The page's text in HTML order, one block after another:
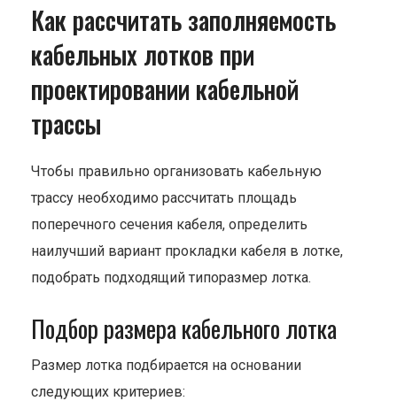
Как рассчитать заполняемость
кабельных лотков при
проектировании кабельной
трассы
Чтобы правильно организовать кабельную
трассу необходимо рассчитать площадь
поперечного сечения кабеля, определить
наилучший вариант прокладки кабеля в лотке,
подобрать подходящий типоразмер лотка.
Подбор размера кабельного лотка
Размер лотка подбирается на основании
следующих критериев: